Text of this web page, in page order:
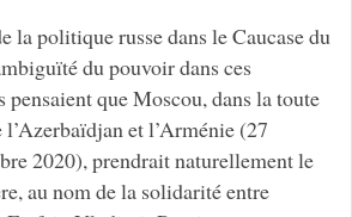
la politique russe dans le Caucase du
du pouvoir dans ces
pensaient que Moscou, dans la toute
et l’Arménie (27
2020), prendrait naturellement le
au nom de la solidarité entre